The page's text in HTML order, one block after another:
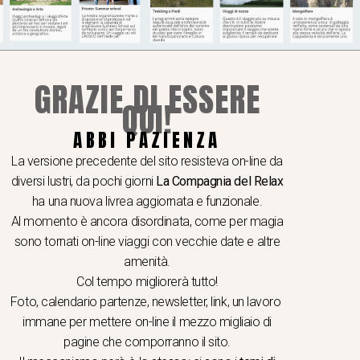
GRAZIE DI ESSERE
QUI!
ABBI PAZIENZA
La versione precedente del sito resisteva on-line da
diversi lustri, da pochi giorni La Compagnia del Relax
ha una nuova livrea aggiornata e funzionale.
Al momento è ancora disordinata, come per magia
sono tornati on-line viaggi con vecchie date e altre
amenità.
Col tempo migliorerà tutto!
Foto, calendario partenze, newsletter, link, un lavoro
immane per mettere on-line il mezzo migliaio di
pagine che comporranno il sito.